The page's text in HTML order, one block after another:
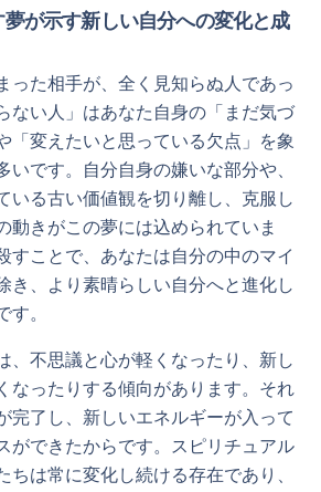
が示す新しい自分への変化と成
った相手が、全く見知らぬ人であっ
ない人」はあなた自身の「まだ気づ
「変えたいと思っている欠点」を象
いです。自分自身の嫌いな部分や、
いる古い価値観を切り離し、克服し
動きがこの夢には込められていま
すことで、あなたは自分の中のマイ
き、より素晴らしい自分へと進化し
す。
、不思議と心が軽くなったり、新し
なったりする傾向があります。それ
完了し、新しいエネルギーが入って
ができたからです。スピリチュアル
ちは常に変化し続ける存在であり、